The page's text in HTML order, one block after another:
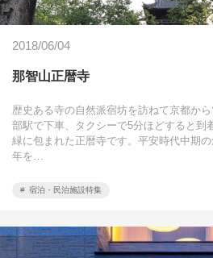
2018/06/04
那智山正暦寺
歴史ある寺の自然派宿坊を訪ねて京都か
部駅で下車、タクシーで5分ほどすると到
緑に包まれた正暦寺です。平安時代中期
年を…
宿泊・民泊施設特集